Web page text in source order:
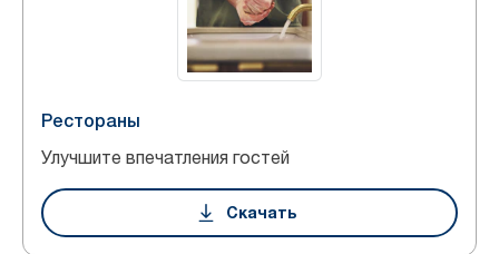
Рестораны
Улучшите впечатления гостей
Скачать